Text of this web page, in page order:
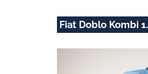
Fiat Doblo Kombi